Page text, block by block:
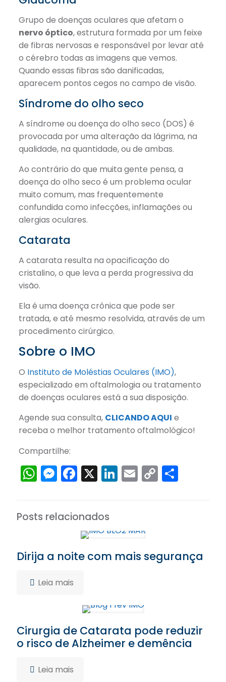
Grupo de doenças oculares que afetam o
nervo óptico, estrutura formada por um feixe
de fibras nervosas e responsável por levar até
o cérebro todas as imagens que vemos.
Quando essas fibras são danificadas,
aparecem pontos cegos no campo de visão.
Síndrome do olho seco
A síndrome ou doença do olho seco (DOS) é
provocada por uma alteração da lágrima, na
qualidade, na quantidade, ou de ambas.
Ao contrário do que muita gente pensa, a
doença do olho seco é um problema ocular
muito comum, mas frequentemente
confundida como infecções, inflamações ou
alergias oculares.
Catarata
A catarata resulta na opacificação do
cristalino, o que leva a perda progressiva da
visão.
Ela é uma doença crônica que pode ser
tratada, e até mesmo resolvida, através de um
procedimento cirúrgico.
Sobre o IMO
O Instituto de Moléstias Oculares (IMO),
especializado em oftalmologia ou tratamento
de doenças oculares está a sua disposição.
Agende sua consulta, CLICANDO AQUI e
receba o melhor tratamento oftalmológico!
Compartilhe:
WhatsApp
Messenger
Facebook
X LinkedIn
Email
Copy
Link
Share
Posts relacionados
Dirija a noite com mais segurança
Leia mais
Cirurgia de Catarata pode reduzir
o risco de Alzheimer e demência
Leia mais